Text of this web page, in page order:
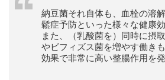
納豆菌それ自体も、血栓の溶
鬆症予防といった様々な健康
また、（乳酸菌を）同時に摂
やビフィズス菌を増やす働き
効果で非常に高い整腸作用を発